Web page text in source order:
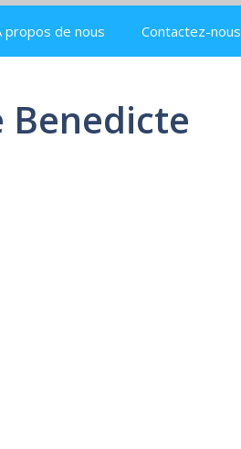
propos de nous Contactez-nous